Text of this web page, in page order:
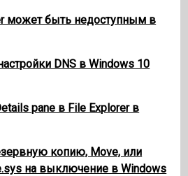
может быть недоступным в
DNS в Windows 10
pane в File Explorer в
копию, Move, или
на выключение в Windows